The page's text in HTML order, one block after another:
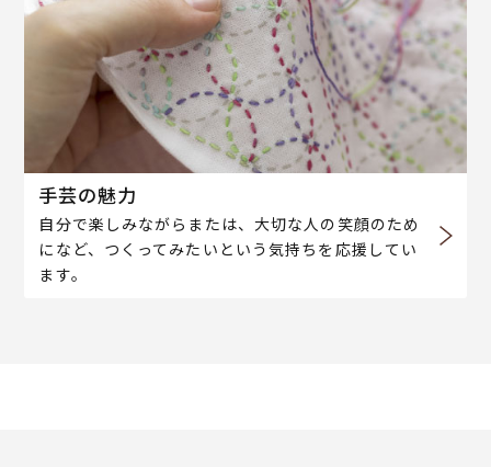
手芸の魅力
自分で楽しみながらまたは、大切な人の笑顔のため
になど、つくってみたいという気持ちを応援してい
ます。